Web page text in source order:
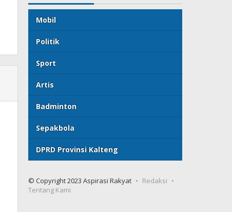
Mobil
Politik
Sport
Artis
Badminton
Sepakbola
DPRD Provinsi Kalteng
© Copyright 2023 Aspirasi Rakyat
Redaksi
Tentang Kami